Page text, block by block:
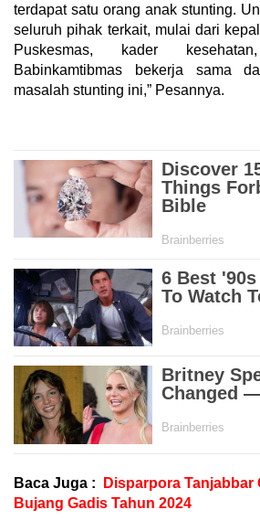
terdapat satu orang anak stunting.
seluruh pihak terkait, mulai dari
Puskesmas, kader
Babinkamtibmas bekerja sama
masalah stunting ini,” Pesannya.
Baca Juga :
Disparpora Tanjabbar
Bujang Gadis Tahun 2024